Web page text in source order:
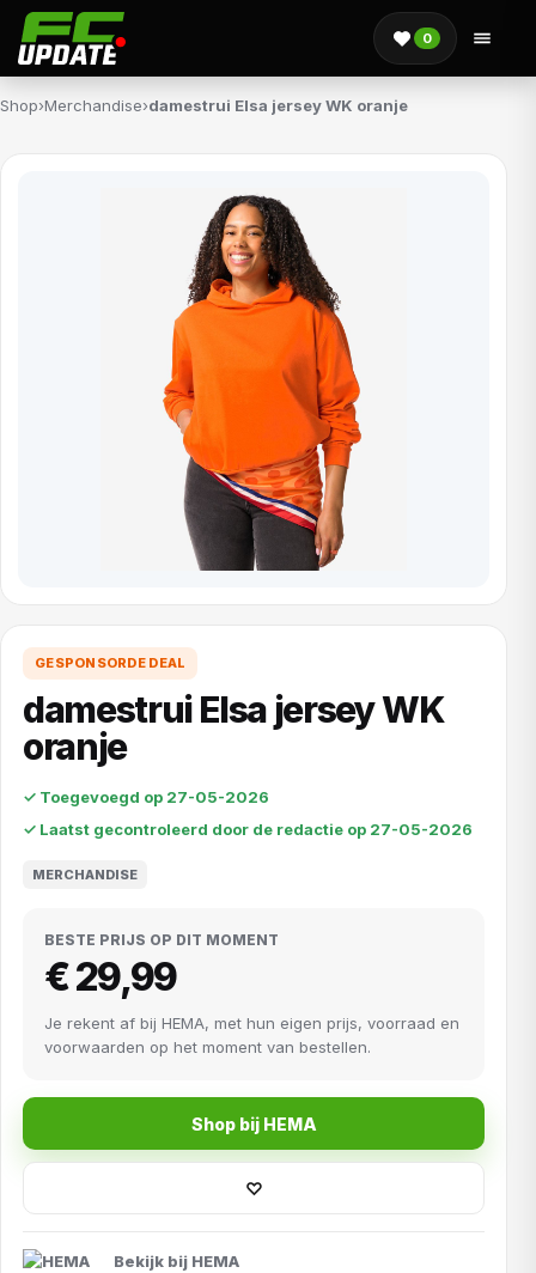
0
Shop›Merchandise›damestrui Elsa jersey WK oranje
GESPONSORDE DEAL
damestrui Elsa jersey WK
oranje
✓ Toegevoegd op 27-05-2026
✓ Laatst gecontroleerd door de redactie op 27-05-2026
MERCHANDISE
BESTE PRIJS OP DIT MOMENT
€ 29,99
Je rekent af bij HEMA, met hun eigen prijs, voorraad en
voorwaarden op het moment van bestellen.
Shop bij HEMA
♡
Bekijk bij HEMA